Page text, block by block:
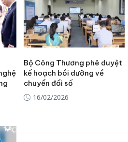
Bộ Công Thương phê duyệt
kế hoạch bồi dưỡng về
chuyển đổi số
16/02/2026